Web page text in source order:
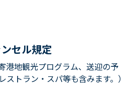
セル規定
港地観光プログラム、送迎の予
トラン・スパ等も含みます。）